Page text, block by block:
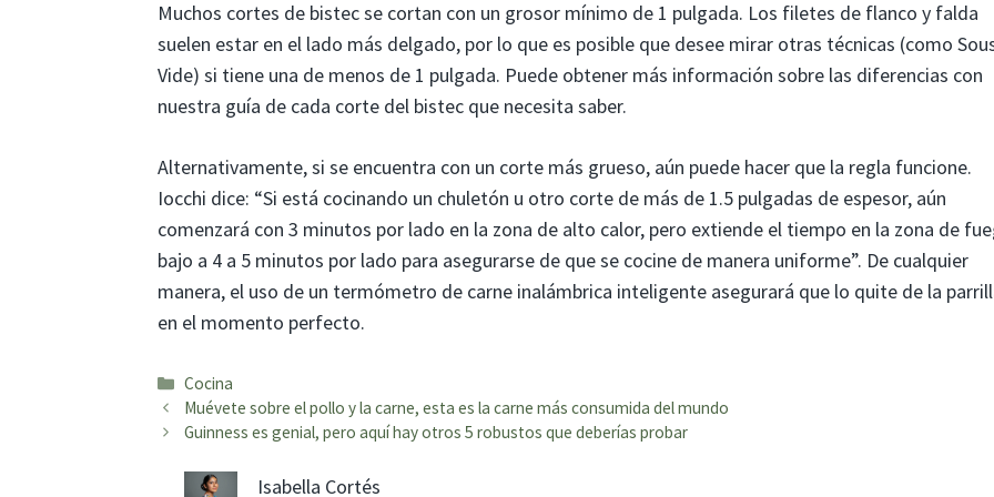
Muchos cortes de bistec se cortan con un grosor mínimo de 1 pulgada. Los filetes de flanco y falda
suelen estar en el lado más delgado, por lo que es posible que desee mirar otras técnicas (como
Vide) si tiene una de menos de 1 pulgada. Puede obtener más información sobre las diferencias con
nuestra guía de cada corte del bistec que necesita saber.
Alternativamente, si se encuentra con un corte más grueso, aún puede hacer que la regla funcione.
Iocchi dice: “Si está cocinando un chuletón u otro corte de más de 1.5 pulgadas de espesor, aún
comenzará con 3 minutos por lado en la zona de alto calor, pero extiende el tiempo en la zona de
bajo a 4 a 5 minutos por lado para asegurarse de que se cocine de manera uniforme”. De cualquier
manera, el uso de un termómetro de carne inalámbrica inteligente asegurará que lo quite de la
en el momento perfecto.
Categorías
Cocina
Muévete sobre el pollo y la carne, esta es la carne más consumida del mundo
Guinness es genial, pero aquí hay otros 5 robustos que deberías probar
Isabella Cortés